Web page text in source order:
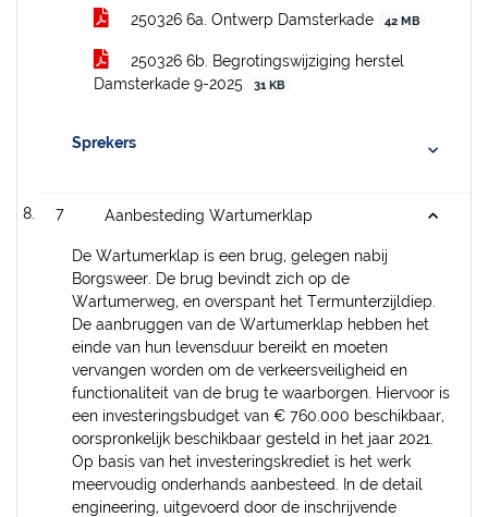
250326 6a. Ontwerp Damsterkade 42 MB
250326 6b. Begrotingswijziging herstel
Damsterkade 9-2025
31 KB
Sprekers
7 Aanbesteding Wartumerklap
De Wartumerklap is een brug, gelegen nabij
Borgsweer. De brug bevindt zich op de
Wartumerweg, en overspant het Termunterzijldiep.
De aanbruggen van de Wartumerklap hebben het
einde van hun levensduur bereikt en moeten
vervangen worden om de verkeersveiligheid en
functionaliteit van de brug te waarborgen. Hiervoor is
een investeringsbudget van € 760.000 beschikbaar,
oorspronkelijk beschikbaar gesteld in het jaar 2021.
Op basis van het investeringskrediet is het werk
meervoudig onderhands aanbesteed. In de detail
engineering, uitgevoerd door de inschrijvende